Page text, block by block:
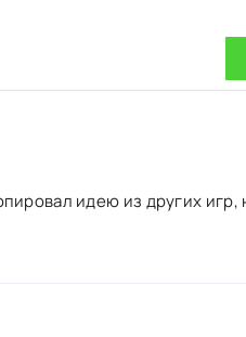
идею из других игр,